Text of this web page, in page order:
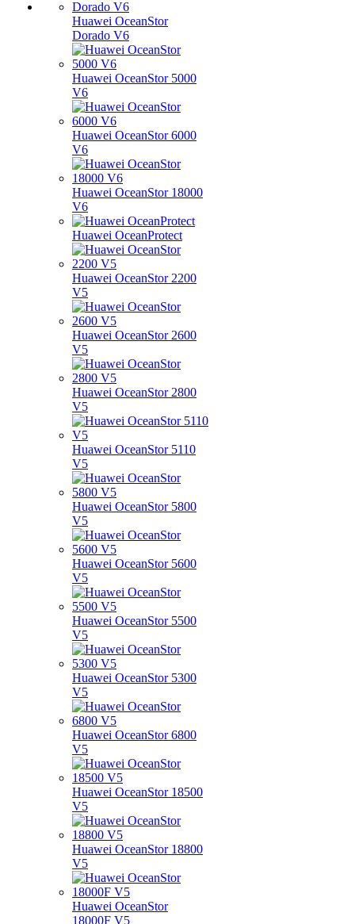
Huawei OceanStor
Dorado V6
Huawei OceanStor 5000
V6
Huawei OceanStor 6000
V6
Huawei OceanStor 18000
V6
Huawei OceanProtect
Huawei OceanStor 2200
V5
Huawei OceanStor 2600
V5
Huawei OceanStor 2800
V5
Huawei OceanStor 5110
V5
Huawei OceanStor 5800
V5
Huawei OceanStor 5600
V5
Huawei OceanStor 5500
V5
Huawei OceanStor 5300
V5
Huawei OceanStor 6800
V5
Huawei OceanStor 18500
V5
Huawei OceanStor 18800
V5
Huawei OceanStor
18000F V5